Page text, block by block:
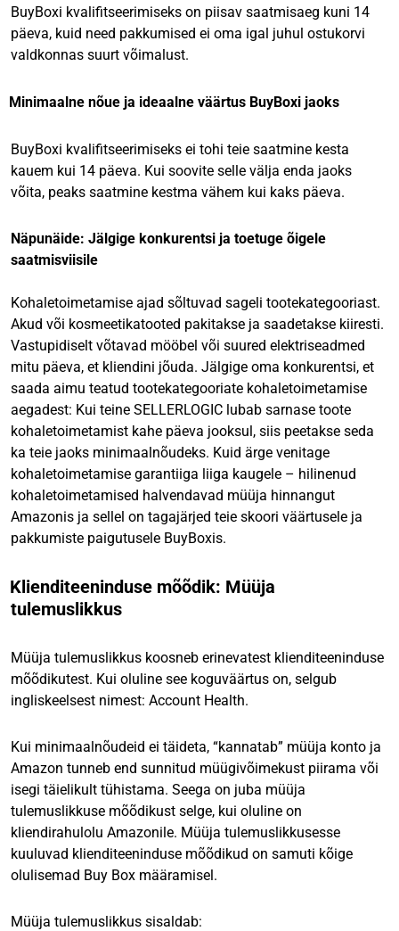
BuyBoxi kvalifitseerimiseks on piisav saatmisaeg kuni 14
päeva, kuid need pakkumised ei oma igal juhul ostukorvi
valdkonnas suurt võimalust.
Minimaalne nõue ja ideaalne väärtus BuyBoxi jaoks
BuyBoxi kvalifitseerimiseks ei tohi teie saatmine kesta
kauem kui 14 päeva. Kui soovite selle välja enda jaoks
võita, peaks saatmine kestma vähem kui kaks päeva.
Näpunäide: Jälgige konkurentsi ja toetuge õigele
saatmisviisile
Kohaletoimetamise ajad sõltuvad sageli tootekategooriast.
Akud või kosmeetikatooted pakitakse ja saadetakse kiiresti.
Vastupidiselt võtavad mööbel või suured elektriseadmed
mitu päeva, et kliendini jõuda. Jälgige oma konkurentsi, et
saada aimu teatud tootekategooriate kohaletoimetamise
aegadest: Kui teine SELLERLOGIC lubab sarnase toote
kohaletoimetamist kahe päeva jooksul, siis peetakse seda
ka teie jaoks minimaalnõudeks. Kuid ärge venitage
kohaletoimetamise garantiiga liiga kaugele – hilinenud
kohaletoimetamised halvendavad müüja hinnangut
Amazonis ja sellel on tagajärjed teie skoori väärtusele ja
pakkumiste paigutusele BuyBoxis.
Klienditeeninduse mõõdik: Müüja
tulemuslikkus
Müüja tulemuslikkus koosneb erinevatest klienditeeninduse
mõõdikutest. Kui oluline see koguväärtus on, selgub
ingliskeelsest nimest: Account Health.
Kui minimaalnõudeid ei täideta, “kannatab” müüja konto ja
Amazon tunneb end sunnitud müügivõimekust piirama või
isegi täielikult tühistama. Seega on juba müüja
tulemuslikkuse mõõdikust selge, kui oluline on
kliendirahulolu Amazonile. Müüja tulemuslikkusesse
kuuluvad klienditeeninduse mõõdikud on samuti kõige
olulisemad Buy Box määramisel.
Müüja tulemuslikkus sisaldab: